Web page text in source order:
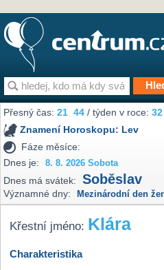
Přesný čas:21 44 / týden v roce:32
Znamení Horoskopu: Lev
Fáze měsíce:
Dnes je:
8. 8. 2026 Sobota
Dnes má svátek: Soběslav
Významné dny: Mezinárodní den
Křestní jméno: Klára
Charakteristika